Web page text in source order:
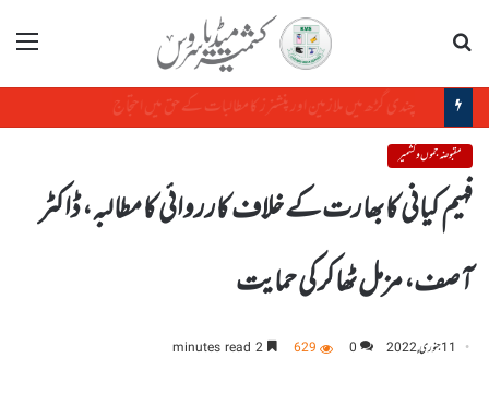
مینو
چندی گڑھ میں ملازمین اور پنشنرز کا مطالبات کے حق میں احتجاج
مقبوضہ جموں و کشمیر
فہیم کیانی کا بھارت کے خلاف کارروائی کا مطالبہ، ڈاکٹر
آصف، مزمل ٹھاکر کی حمایت
11 جنوری, 2022 0
629